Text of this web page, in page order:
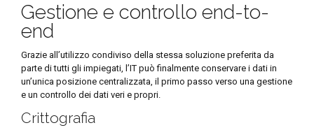
Gestione e controllo end-to-
end
Grazie all’utilizzo condiviso della stessa soluzione preferita da
parte di tutti gli impiegati, l’IT può finalmente conservare i dati in
un’unica posizione centralizzata, il primo passo verso una gestione
e un controllo dei dati veri e propri.
Crittografia